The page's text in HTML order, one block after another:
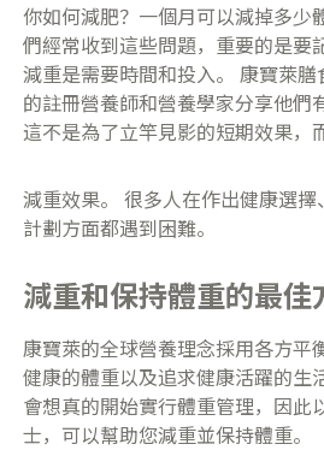
你如何減肥？一個月可以減掉多少
們經常收到這些問題，重要的是要
減重是需要時間和投入。 康寶萊
的註冊營養師和營養學家分享他們
這不是為了立竿見影的短期效果，
減重效果。 很多人在作出健康選
計劃方面都遇到困難。
減重和保持體重的最佳
康寶萊的全球營養理念採用各方平
健康的體重以及追求健康活躍的生
會想真的開始實行體重管理，因此
士，可以幫助您減重並保持體重。